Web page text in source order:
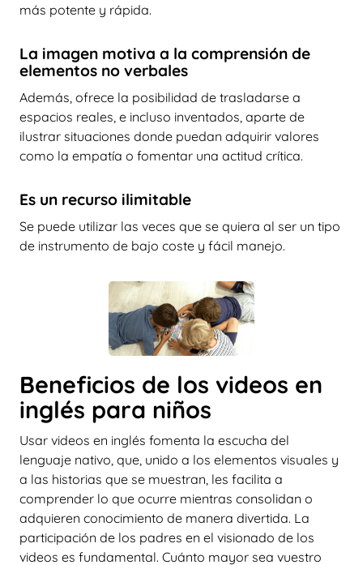
más potente y rápida.
La imagen motiva a la comprensión de
elementos no verbales
Además, ofrece la posibilidad de trasladarse a
espacios reales, e incluso inventados, aparte de
ilustrar situaciones donde puedan adquirir valores
como la empatía o fomentar una actitud crítica.
Es un recurso ilimitable
Se puede utilizar las veces que se quiera al ser un tipo
de instrumento de bajo coste y fácil manejo.
Beneficios de los videos en
inglés para niños
Usar videos en inglés fomenta la escucha del
lenguaje nativo, que, unido a los elementos visuales y
a las historias que se muestran, les facilita a
comprender lo que ocurre mientras consolidan o
adquieren conocimiento de manera divertida. La
participación de los padres en el visionado de los
videos es fundamental. Cuánto mayor sea vuestro